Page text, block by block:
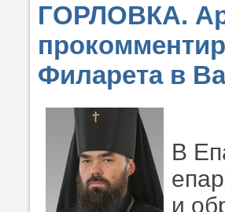
ГОРЛОВКА.
Филарета в
В
и